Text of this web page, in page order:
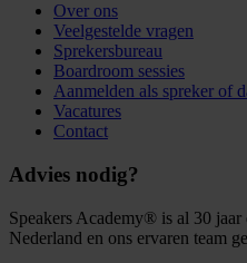
Over ons
Veelgestelde vragen
Sprekersbureau
Boardroom sessies
Aanmelden als spreker of
Vacatures
Contact
Advies nodig?
Speakers Academy® is al 30
Nederland en ons ervaren team